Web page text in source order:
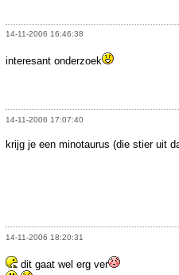
14-11-2006 16:46:38
interesant onderzoek
14-11-2006 17:07:40
krijg je een minotaurus (die stier uit
14-11-2006 18:20:31
dit gaat wel erg ver